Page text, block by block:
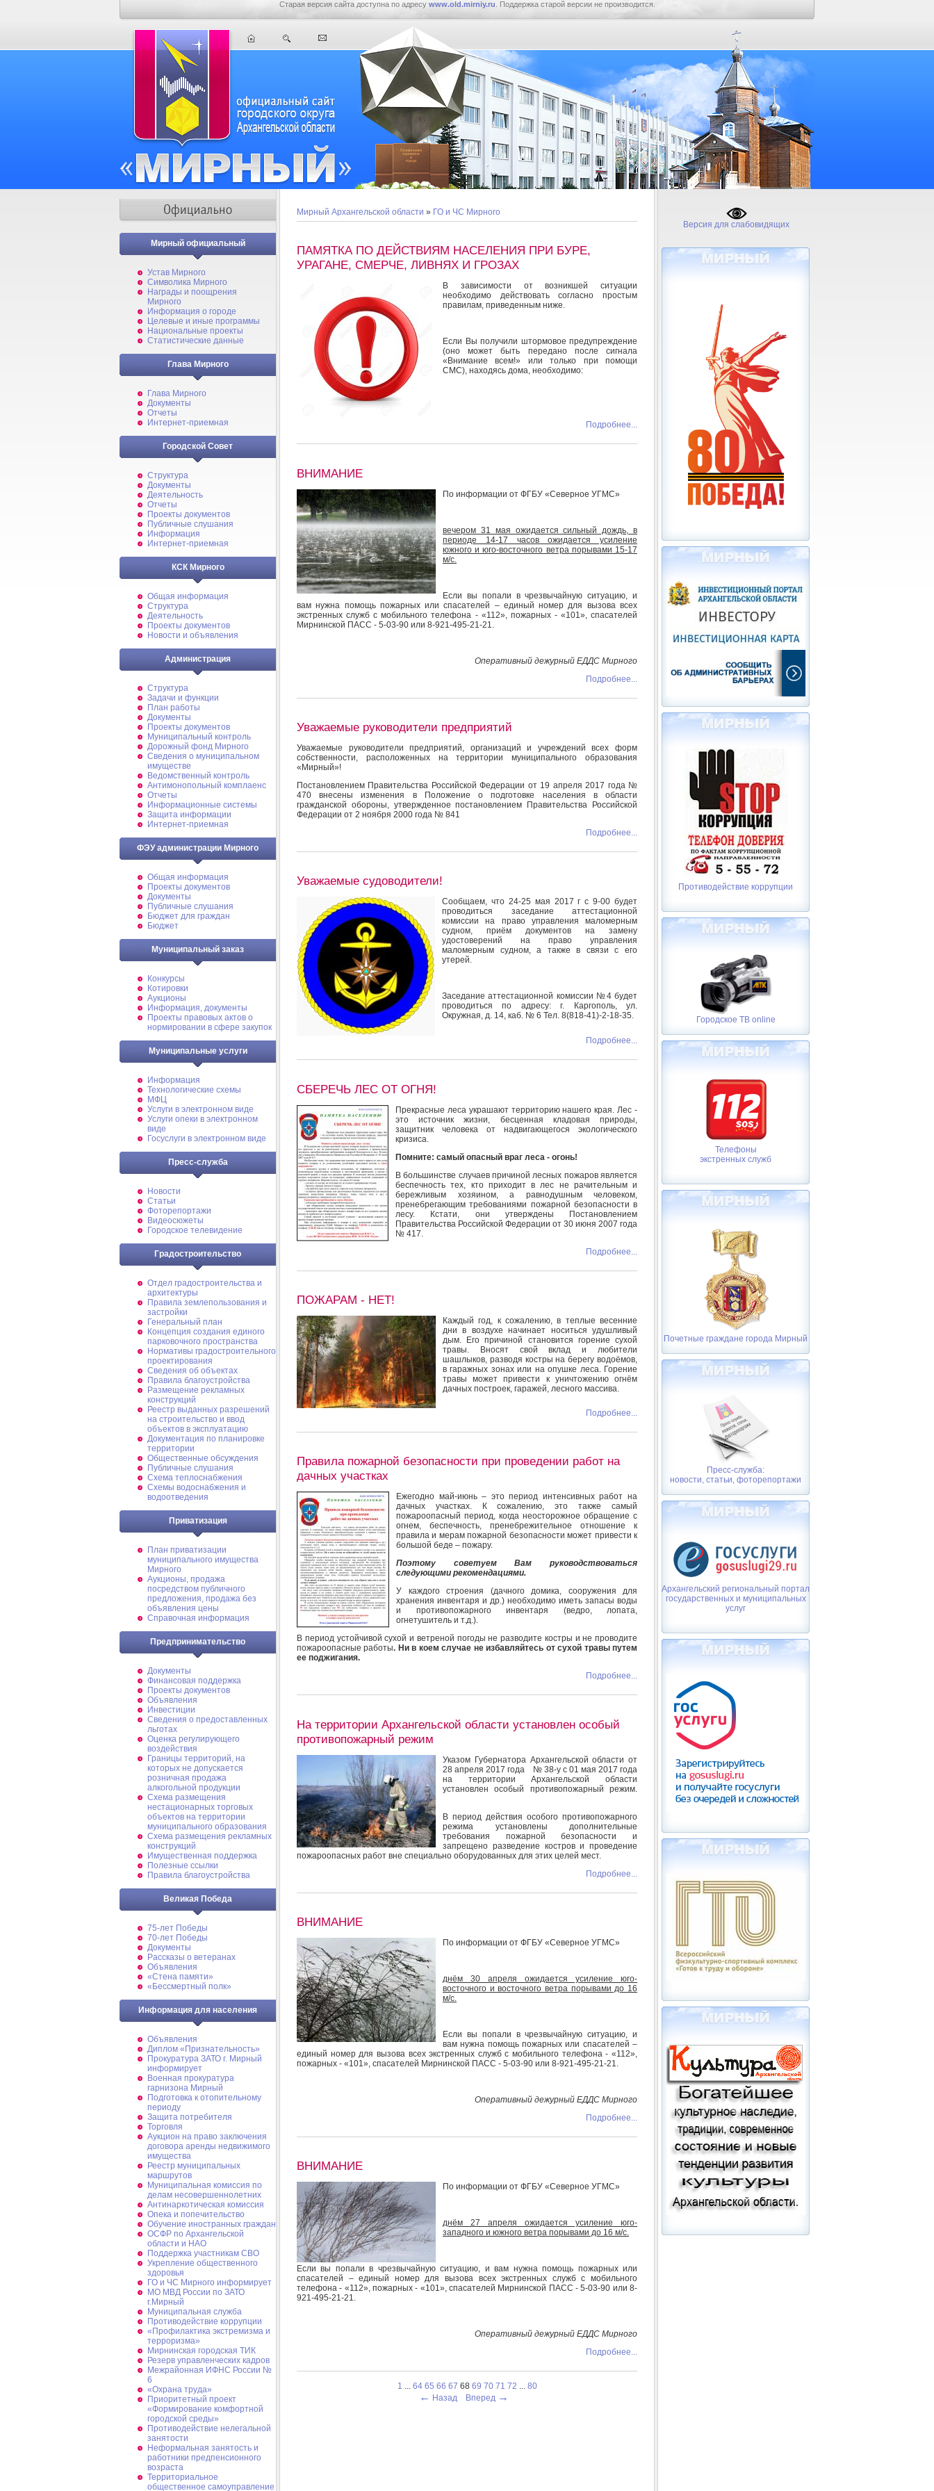
Старая версия сайта доступна по адресу www.old.mirniy.ru . Поддержка старой версии не производится.
Мирный официальный
Устав Мирного
Символика Мирного
Награды и поощрения
Мирного
Информация о городе
Целевые и иные программы
Национальные проекты
Статистические данные
Глава Мирного
Глава Мирного
Документы
Отчеты
Интернет-приемная
Городской Совет
Структура
Документы
Деятельность
Отчеты
Проекты документов
Публичные слушания
Информация
Интернет-приемная
КСК Мирного
Общая информация
Структура
Деятельность
Проекты документов
Новости и объявления
Администрация
Структура
Задачи и функции
План работы
Документы
Проекты документов
Муниципальный контроль
Дорожный фонд Мирного
Cведения о муниципальном
имуществе
Ведомственный контроль
Антимонопольный комплаенс
Отчеты
Информационные системы
Защита информации
Интернет-приемная
ФЭУ администрации Мирного
Общая информация
Проекты документов
Документы
Публичные слушания
Бюджет для граждан
Бюджет
Муниципальный заказ
Конкурсы
Котировки
Аукционы
Информация, документы
Проекты правовых актов о
нормировании в сфере закупок
Муниципальные услуги
Информация
Технологические схемы
МФЦ
Услуги в электронном виде
Услуги опеки в электронном
виде
Госуслуги в электронном виде
Пресс-служба
Новости
Статьи
Фоторепортажи
Видеосюжеты
Городское телевидение
Градостроительство
Отдел градостроительства и
архитектуры
Правила землепользования и
застройки
Генеральный план
Концепция создания единого
парковочного пространства
Нормативы градостроительного
проектирования
Сведения об объектах
Правила благоустройства
Размещение рекламных
конструкций
Реестр выданных разрешений
на строительство и ввод
объектов в эксплуатацию
Документация по планировке
территории
Общественные обсуждения
Публичные слушания
Схема теплоснабжения
Схемы водоснабжения и
водоотведения
Приватизация
План приватизации
муниципального имущества
Мирного
Аукционы, продажа
посредством публичного
предложения, продажа без
объявления цены
Справочная информация
Предпринимательство
Документы
Финансовая поддержка
Проекты документов
Объявления
Инвестиции
Сведения о предоставленных
льготах
Оценка регулирующего
воздействия
Границы территорий, на
которых не допускается
розничная продажа
алкогольной продукции
Схема размещения
нестационарных торговых
объектов на территории
муниципального образования
Схема размещения рекламных
конструкций
Имущественная поддержка
Полезные ссылки
Правила благоустройства
Великая Победа
75-лет Победы
70-лет Победы
Документы
Рассказы о ветеранах
Объявления
«Стена памяти»
«Бессмертный полк»
Информация для населения
Объявления
Диплом «Признательность»
Прокуратура ЗАТО г. Мирный
информирует
Военная прокуратура
гарнизона Мирный
Подготовка к отопительному
периоду
Защита потребителя
Торговля
Аукцион на право заключения
договора аренды недвижимого
имущества
Реестр муниципальных
маршрутов
Муниципальная комиссия по
делам несовершеннолетних
Антинаркотическая комиссия
Опека и попечительство
Обучение иностранных граждан
ОСФР по Архангельской
области и НАО
Поддержка участникам СВО
Укрепление общественного
здоровья
ГО и ЧС Мирного информирует
МО МВД России по ЗАТО
г.Мирный
Муниципальная cлужба
Противодействие коррупции
«Профилактика экстремизма и
терроризма»
Мирнинская городская ТИК
Резерв управленческих кадров
Межрайонная ИФНС России №
6
«Охрана труда»
Приоритетный проект
«Формирование комфортной
городской среды»
Противодействие нелегальной
занятости
Неформальная занятость и
работники предпенсионного
возраста
Территориальное
общественное самоуправление
Мирный Архангельской области » ГО и ЧС Мирного
ПАМЯТКА ПО ДЕЙСТВИЯМ НАСЕЛЕНИЯ ПРИ БУРЕ,
УРАГАНЕ, СМЕРЧЕ, ЛИВНЯХ И ГРОЗАХ
В зависимости от возникшей ситуации
необходимо действовать согласно простым
правилам, приведенным ниже.
Если Вы получили штормовое предупреждение
(оно может быть передано после сигнала
«Внимание всем!» или только при помощи
СМС), находясь дома, необходимо:
Подробнее...
ВНИМАНИЕ
По информации от ФГБУ «Северное УГМС»
вечером 31 мая ожидается сильный дождь, в
периоде 14-17 часов ожидается усиление
южного и юго-восточного ветра порывами 15-17
м/с.
Если вы попали в чрезвычайную ситуацию, и
вам нужна помощь пожарных или спасателей – единый номер для вызова всех
экстренных служб с мобильного телефона - «112», пожарных - «101», спасателей
Мирнинской ПАСС - 5-03-90 или 8-921-495-21-21.
Оперативный дежурный ЕДДС Мирного
Подробнее...
Уважаемые руководители предприятий
Уважаемые руководители предприятий, организаций и учреждений всех форм
собственности, расположенных на территории муниципального образования
«Мирный»!
Постановлением Правительства Российской Федерации от 19 апреля 2017 года №
470 внесены изменения в Положение о подготовке населения в области
гражданской обороны, утвержденное постановлением Правительства Российской
Федерации от 2 ноября 2000 года № 841
Подробнее...
Уважаемые судоводители!
Сообщаем, что 24-25 мая 2017 г с 9-00 будет
проводиться заседание аттестационной
комиссии на право управления маломерным
судном, приём документов на замену
удостоверений на право управления
маломерным судном, а также в связи с его
утерей.
Заседание аттестационной комиссии №4 будет
проводиться по адресу: г. Каргополь, ул.
Окружная, д. 14, каб. № 6 Тел. 8(818-41)-2-18-35.
Подробнее...
СБЕРЕЧЬ ЛЕС ОТ ОГНЯ!
Прекрасные леса украшают территорию нашего края. Лес -
это источник жизни, бесценная кладовая природы,
защитник человека от надвигающегося экологического
кризиса.
Помните: самый опасный враг леса - огонь!
В большинстве случаев причиной лесных пожаров является
беспечность тех, кто приходит в лес не рачительным и
бережливым хозяином, а равнодушным человеком,
пренебрегающим требованиями пожарной безопасности в
лесу. Кстати, они утверждены Постановлением
Правительства Российской Федерации от 30 июня 2007 года
№ 417.
Подробнее...
ПОЖАРАМ - НЕТ!
Каждый год, к сожалению, в теплые весенние
дни в воздухе начинает носиться удушливый
дым. Его причиной становится горение сухой
травы. Вносят свой вклад и любители
шашлыков, разводя костры на берегу водоёмов,
в гаражных зонах или на опушке леса. Горение
травы может привести к уничтожению огнём
дачных построек, гаражей, лесного массива.
Подробнее...
Правила пожарной безопасности при проведении работ на
дачных участках
Ежегодно май-июнь – это период интенсивных работ на
дачных участках. К сожалению, это также самый
пожароопасный период, когда неосторожное обращение с
огнем, беспечность, пренебрежительное отношение к
правила и мерам пожарной безопасности может привести к
большой беде – пожару.
Поэтому советуем Вам руководствоваться
следующими рекомендациями.
У каждого строения (дачного домика, сооружения для
хранения инвентаря и др.) необходимо иметь запасы воды
и противопожарного инвентаря (ведро, лопата,
огнетушитель и т.д.).
В период устойчивой сухой и ветреной погоды не разводите костры и не проводите
пожароопасные работы. Ни в коем случае не избавляйтесь от сухой травы путем
ее поджигания.
Подробнее...
На территории Архангельской области установлен особый
противопожарный режим
Указом Губернатора Архангельской области от
28 апреля 2017 года № 38-у с 01 мая 2017 года
на территории Архангельской области
установлен особый противопожарный режим.
В период действия особого противопожарного
режима установлены дополнительные
требования пожарной безопасности и
запрещено разведение костров и проведение
пожароопасных работ вне специально оборудованных для этих целей мест.
Подробнее...
ВНИМАНИЕ
По информации от ФГБУ «Северное УГМС»
днём 30 апреля ожидается усиление юго-
восточного и восточного ветра порывами до 16
м/с.
Если вы попали в чрезвычайную ситуацию, и
вам нужна помощь пожарных или спасателей –
единый номер для вызова всех экстренных служб с мобильного телефона - «112»,
пожарных - «101», спасателей Мирнинской ПАСС - 5-03-90 или 8-921-495-21-21.
Оперативный дежурный ЕДДС Мирного
Подробнее...
ВНИМАНИЕ
По информации от ФГБУ «Северное УГМС»
днём 27 апреля ожидается усиление юго-
западного и южного ветра порывами до 16 м/с.
Если вы попали в чрезвычайную ситуацию, и вам нужна помощь пожарных или
спасателей – единый номер для вызова всех экстренных служб с мобильного
телефона - «112», пожарных - «101», спасателей Мирнинской ПАСС - 5-03-90 или 8-
921-495-21-21.
Оперативный дежурный ЕДДС Мирного
Подробнее...
1 ... 64 65 66 67 68 69 70 71 72 ... 80
← Назад Вперед →
Версия для слабовидящих
Противодействие коррупции
Городское ТВ online
Телефоны
экстренных служб
Почетные граждане города Мирный
Пресс-служба:
новости, статьи, фоторепортажи
Архангельский региональный портал
государственных и муниципальных
услуг